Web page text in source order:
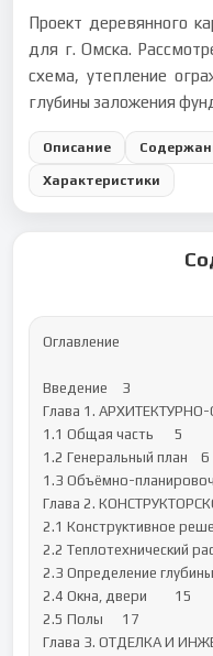
Проект деревянного
для г. Омска.
схема, утепление
глубины заложения
Описание
Характеристики
Оглавление
Введение	3
Глава 1. АРХИТЕКТУРНО-
1.1 Общая часть 	5
1.2 Генеральный план 	6
1.3 Объёмно-
Глава 2.
2.1 Конструктивное
2.2 Теплотехнический
2.3 Определение глубины
2.4 Окна, двери 	15
2.5 Полы 	17
Глава 3. ОТДЕЛКА И